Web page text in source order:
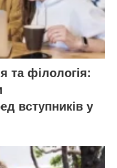
та філологія:
вступників у